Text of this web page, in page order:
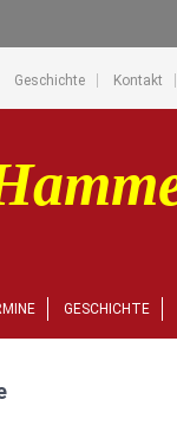
Geschichte Kontakt
GESCHICHTE